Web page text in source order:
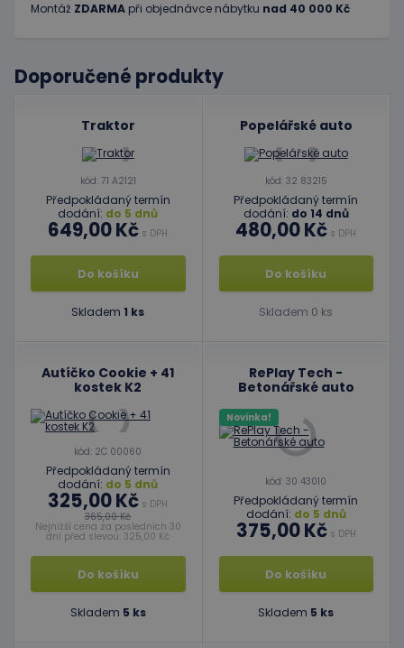
Montáž ZDARMA při objednávce nábytku nad 40 000 Kč
Doporučené produkty
Traktor
kód: 71 A2121
Předpokládaný termín
dodání: do 5 dnů
649,00 Kč s DPH
Do košíku
Skladem 1 ks
Popelářské auto
kód: 32 83215
Předpokládaný termín
dodání: do 14 dnů
480,00 Kč s DPH
Do košíku
Skladem 0 ks
Autíčko Cookie + 41
kostek K2
kód: 2C 00060
Předpokládaný termín
dodání: do 5 dnů
325,00 Kč s DPH
365,00 Kč
Nejnižší cena za posledních 30
dní před slevou: 325,00 Kč
Do košíku
Skladem 5 ks
RePlay Tech -
Betonářské auto
Novinka!
kód: 30 43010
Předpokládaný termín
dodání: do 5 dnů
375,00 Kčs DPH
Do košíku
Skladem 5 ks